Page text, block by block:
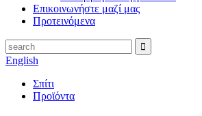
Επικοινωνήστε μαζί μας
Προτεινόμενα
English
Σπίτι
Προϊόντα